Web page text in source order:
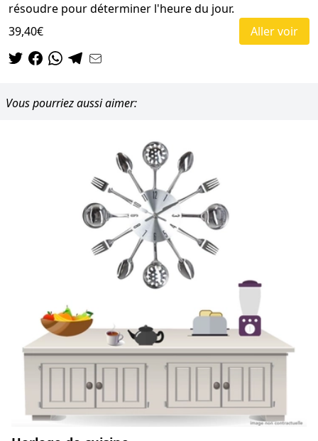
résoudre pour déterminer l'heure du jour.
39,40€
Aller voir
Vous pourriez aussi aimer: